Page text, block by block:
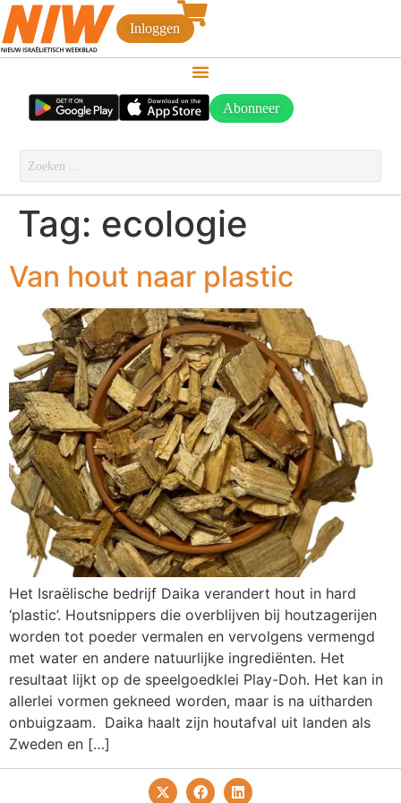
Inloggen
Abonneer
Tag: ecologie
Van hout naar plastic
Het Israëlische bedrijf Daika verandert hout in hard
‘plastic’. Houtsnippers die overblijven bij houtzagerijen
worden tot poeder vermalen en vervolgens vermengd
met water en andere natuurlijke ingrediënten. Het
resultaat lijkt op de speelgoedklei Play-Doh. Het kan in
allerlei vormen gekneed worden, maar is na uitharden
onbuigzaam. Daika haalt zijn houtafval uit landen als
Zweden en […]